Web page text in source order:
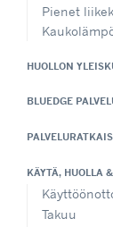
Pienet
HUOLLON
BLUEDGE
KÄYTÄ, HUOLLA
Takuu